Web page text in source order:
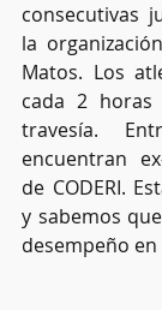
consecutivas
la
Matos. Los
cada 2 horas
travesía.
encuentran
de CODERI.
y sabemos
desempeño